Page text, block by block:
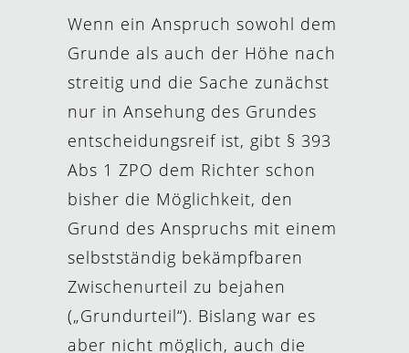
Wenn ein Anspruch sowohl dem
Grunde als auch der Höhe nach
streitig und die Sache zunächst
nur in Ansehung des Grundes
entscheidungsreif ist, gibt § 393
Abs 1 ZPO dem Richter schon
bisher die Möglichkeit, den
Grund des Anspruchs mit einem
selbstständig bekämpfbaren
Zwischenurteil zu bejahen
(„Grundurteil“). Bislang war es
aber nicht möglich, auch die